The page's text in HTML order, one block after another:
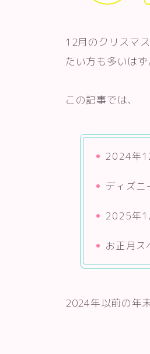
12月のクリスマ
たい方も多いはず
この記事では、
2024年
ディズニ
2025年1
お正月ス
2024年以前の年